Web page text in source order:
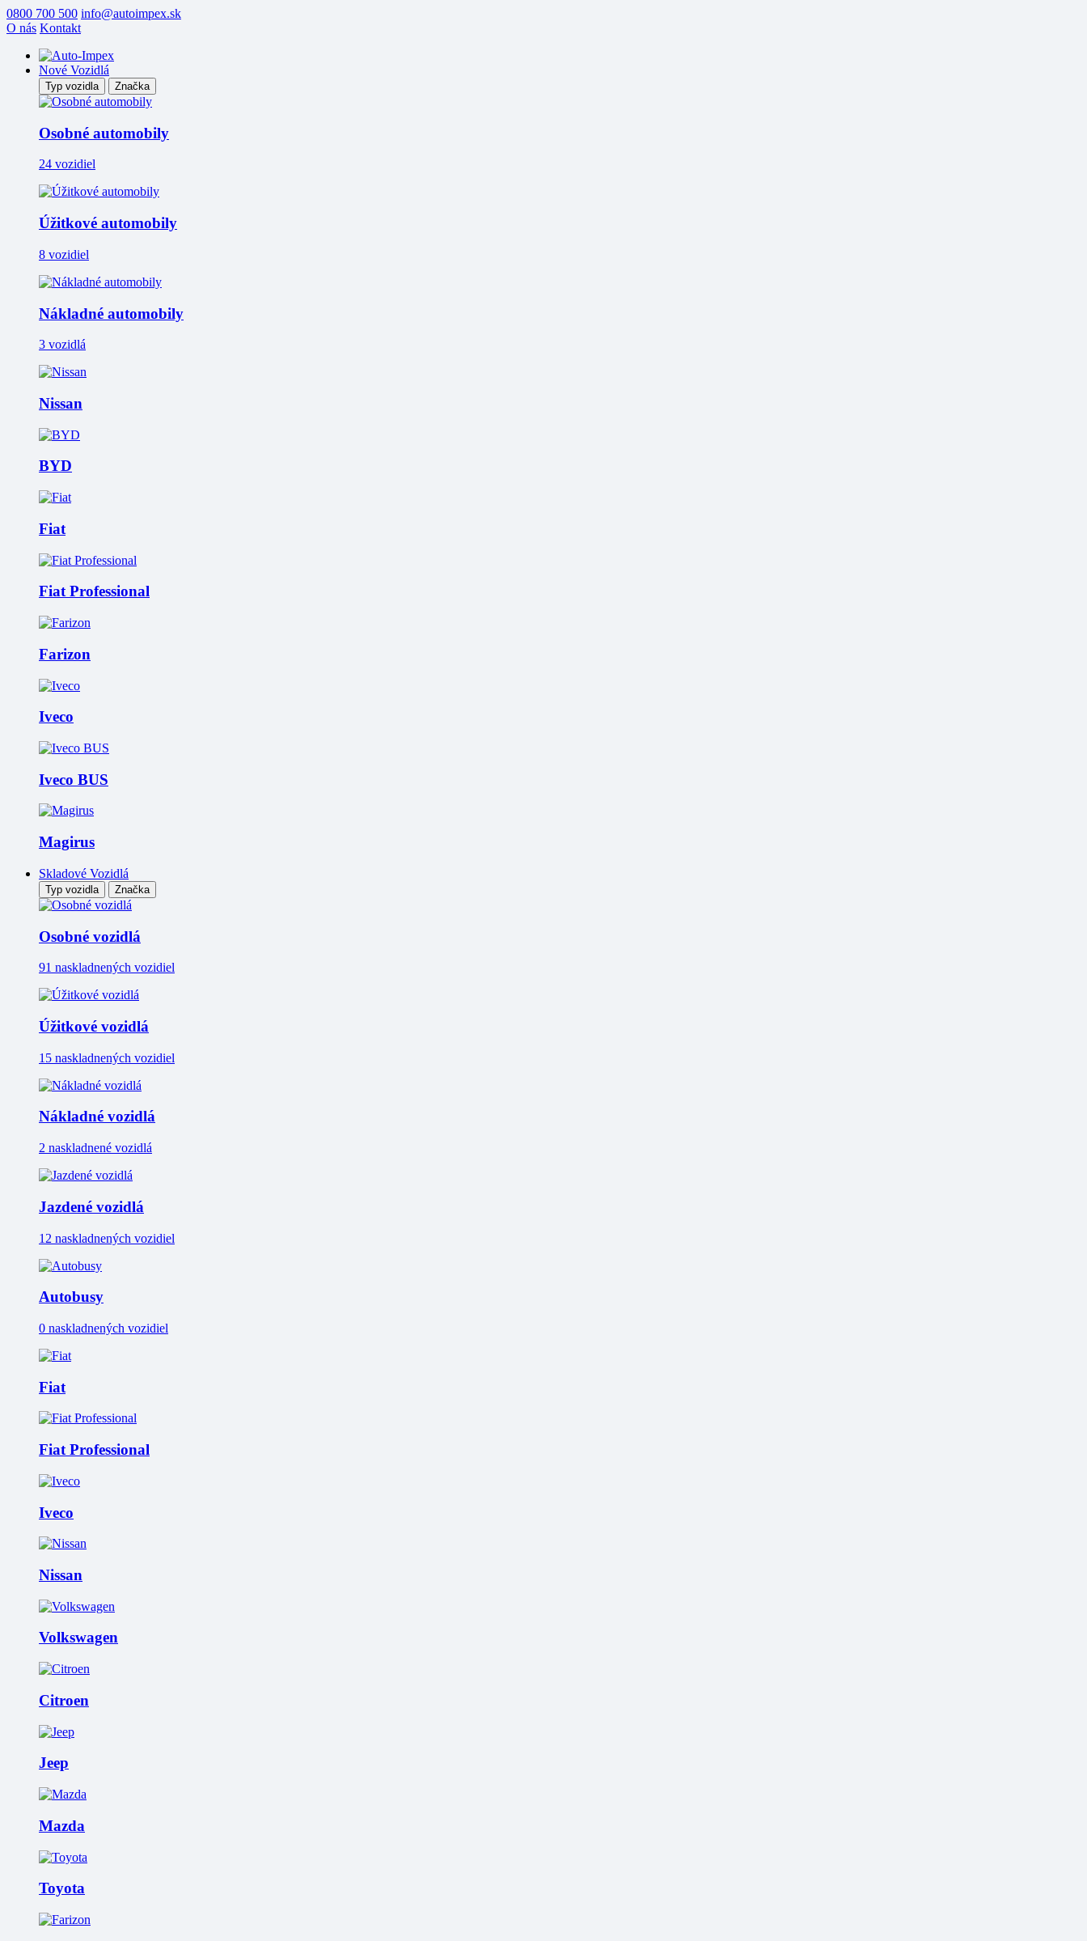
0800 700 500 info@autoimpex.sk
O nás Kontakt
Nové Vozidlá
Typ vozidla Značka
Osobné automobily
24 vozidiel
Úžitkové automobily
8 vozidiel
Nákladné automobily
3 vozidlá
Nissan
BYD
Fiat
Fiat Professional
Farizon
Iveco
Iveco BUS
Magirus
Skladové Vozidlá
Typ vozidla Značka
Osobné vozidlá
91 naskladnených vozidiel
Úžitkové vozidlá
15 naskladnených vozidiel
Nákladné vozidlá
2 naskladnené vozidlá
Jazdené vozidlá
12 naskladnených vozidiel
Autobusy
0 naskladnených vozidiel
Fiat
Fiat Professional
Iveco
Nissan
Volkswagen
Citroen
Jeep
Mazda
Toyota